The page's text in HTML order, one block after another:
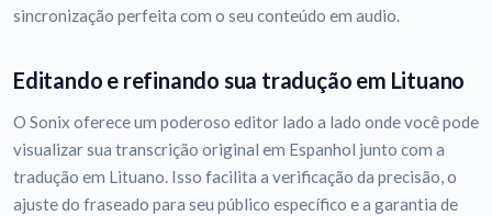
sincronização perfeita com o seu conteúdo em audio.
Editando e refinando sua tradução em Lituano
O Sonix oferece um poderoso editor lado a lado onde você pode
visualizar sua transcrição original em Espanhol junto com a
tradução em Lituano. Isso facilita a verificação da precisão, o
ajuste do fraseado para seu público específico e a garantia de